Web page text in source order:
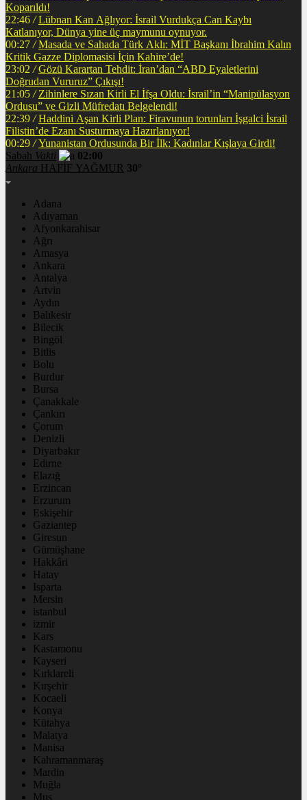
Koparıldı!
22:46 / Lübnan Kan Ağlıyor: İsrail Vurdukça Can Kaybı
Katlanıyor, Dünya yine üç maymunu oynuyor.
00:27 / Masada ve Sahada Türk Aklı: MİT Başkanı İbrahim Kalın
Kritik Gazze Diplomasisi İçin Kahire’de!
23:02 / Gözü Karartan Tehdit: İran’dan “ABD Eyaletlerini
Doğrudan Vururuz” Çıkışı!
21:05 / Zihinlere Sızan Kirli El İfşa Oldu: İsrail’in “Manipülasyon
Ordusu” ve Gizli Müfredatı Belgelendi!
22:39 / Haddini Aşan Kirli Plan: Firavunun torunları İşgalci İsrail
Filistin’de Ezanı Susturmaya Hazırlanıyor!
00:29 / Yunanistan Ordusunda Bir İlk: Kadınlar Kışlaya Girdi!
Sabah Vakti
02:00
Ankara HAFİF YAĞMUR 30°
Adana
Adıyaman
Afyonkarahisar
Ağrı
Amasya
Ankara
Antalya
Artvin
Aydın
Balıkesir
Bilecik
Bingöl
Bitlis
Bolu
Burdur
Bursa
Çanakkale
Çankırı
Çorum
Denizli
Diyarbakır
Edirne
Elazığ
Erzincan
Erzurum
Eskişehir
Gaziantep
Giresun
Gümüşhane
Hakkâri
Hatay
Isparta
Mersin
istanbul
izmir
Kars
Kastamonu
Kayseri
Kırklareli
Kırşehir
Kocaeli
Konya
Kütahya
Malatya
Manisa
Kahramanmaraş
Mardin
Muğla
Muş